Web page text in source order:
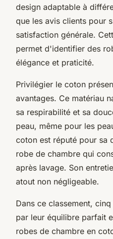
design adaptable à
que les avis clients pour
satisfaction générale.
permet d'identifier des
élégance et praticité.
Privilégier le coton
avantages. Ce matériau
sa respirabilité et sa
peau, même pour les
coton est réputé pour sa
robe de chambre qui
après lavage. Son
atout non négligeable.
Dans ce classement,
par leur équilibre parfait
robes de chambre en